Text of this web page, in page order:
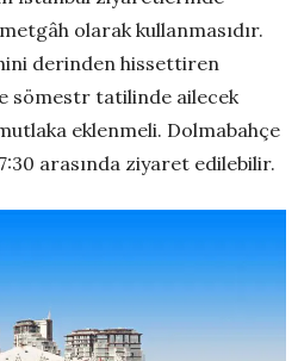
olarak kullanmasıdır.
derinden hissettiren
sömestr tatilinde ailecek
eklenmeli. Dolmabahçe
arasında ziyaret edilebilir.